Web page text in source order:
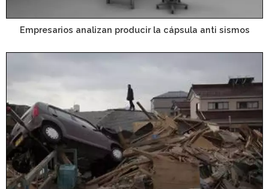
Empresarios analizan producir la cápsula anti sismos